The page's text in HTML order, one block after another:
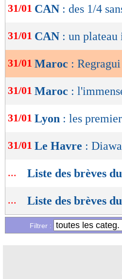
de
OK
31/01 CAN : des 1/4
31/01 CAN : un plateau
31/01 Maroc :
31/01 Maroc :
31/01 Lyon : les
31/01 Le Havre :
... Liste des brèves
... Liste des brèves
Filtrer :